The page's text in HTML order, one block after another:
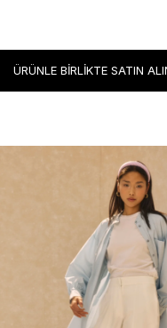
ÜRÜNLE BİRLİKTE SATIN